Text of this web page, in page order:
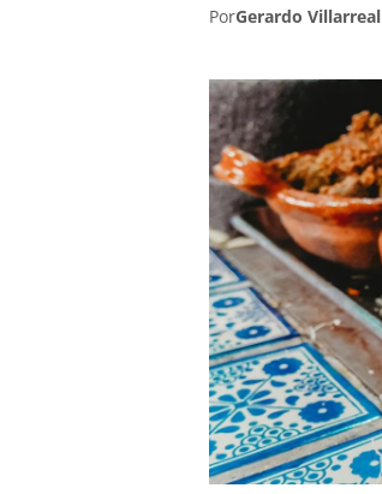
PorGerardo Villarreal